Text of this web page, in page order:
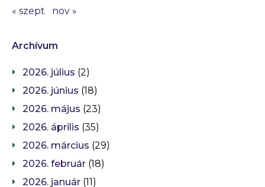
« szept nov »
Archívum
2026. július (2)
2026. június (18)
2026. május (23)
2026. április (35)
2026. március (29)
2026. február (18)
2026. január (11)